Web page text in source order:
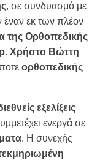
, σε συνδυασμό με
έναν εκ των πλέον
της Ορθοπεδικής
Χρήστο Βώττη
ορθοπεδικής
εξελίξεις
ενεργά σε
. Η συνεχής